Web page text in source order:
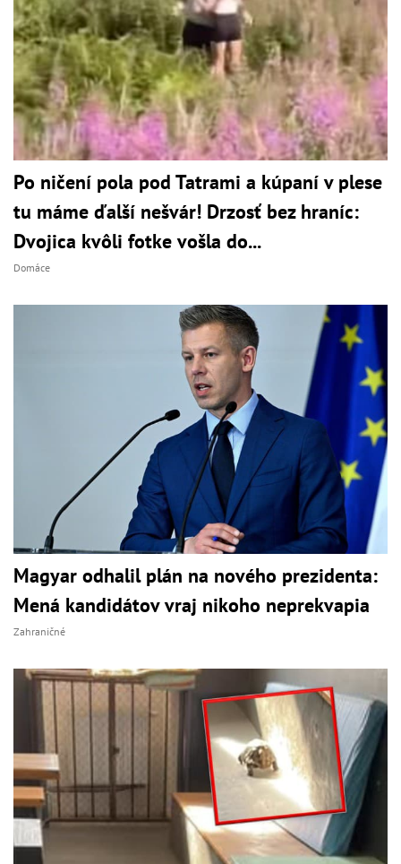
Po ničení pola pod Tatrami a kúpaní v plese
tu máme ďalší nešvár! Drzosť bez hraníc:
Dvojica kvôli fotke vošla do...
Domáce
Magyar odhalil plán na nového prezidenta:
Mená kandidátov vraj nikoho neprekvapia
Zahraničné